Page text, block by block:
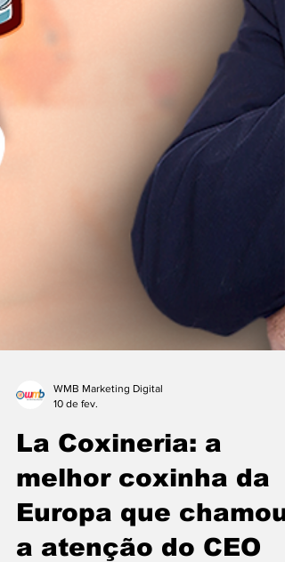
WMB Marketing Digital
10 de fev.
La Coxineria: a
melhor coxinha da